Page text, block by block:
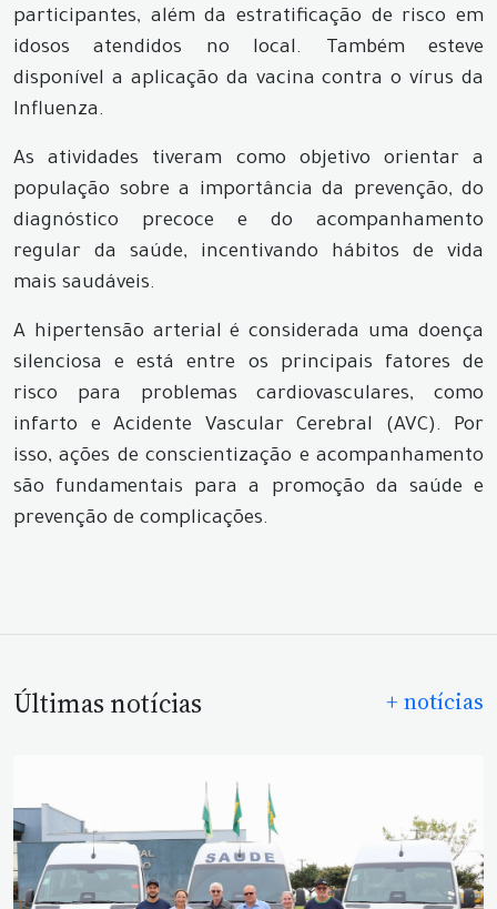
participantes, além da estratificação de risco em
idosos atendidos no local. Também esteve
disponível a aplicação da vacina contra o vírus da
Influenza.
As atividades tiveram como objetivo orientar a
população sobre a importância da prevenção, do
diagnóstico precoce e do acompanhamento
regular da saúde, incentivando hábitos de vida
mais saudáveis.
A hipertensão arterial é considerada uma doença
silenciosa e está entre os principais fatores de
risco para problemas cardiovasculares, como
infarto e Acidente Vascular Cerebral (AVC). Por
isso, ações de conscientização e acompanhamento
são fundamentais para a promoção da saúde e
prevenção de complicações.
Últimas notícias + notícias